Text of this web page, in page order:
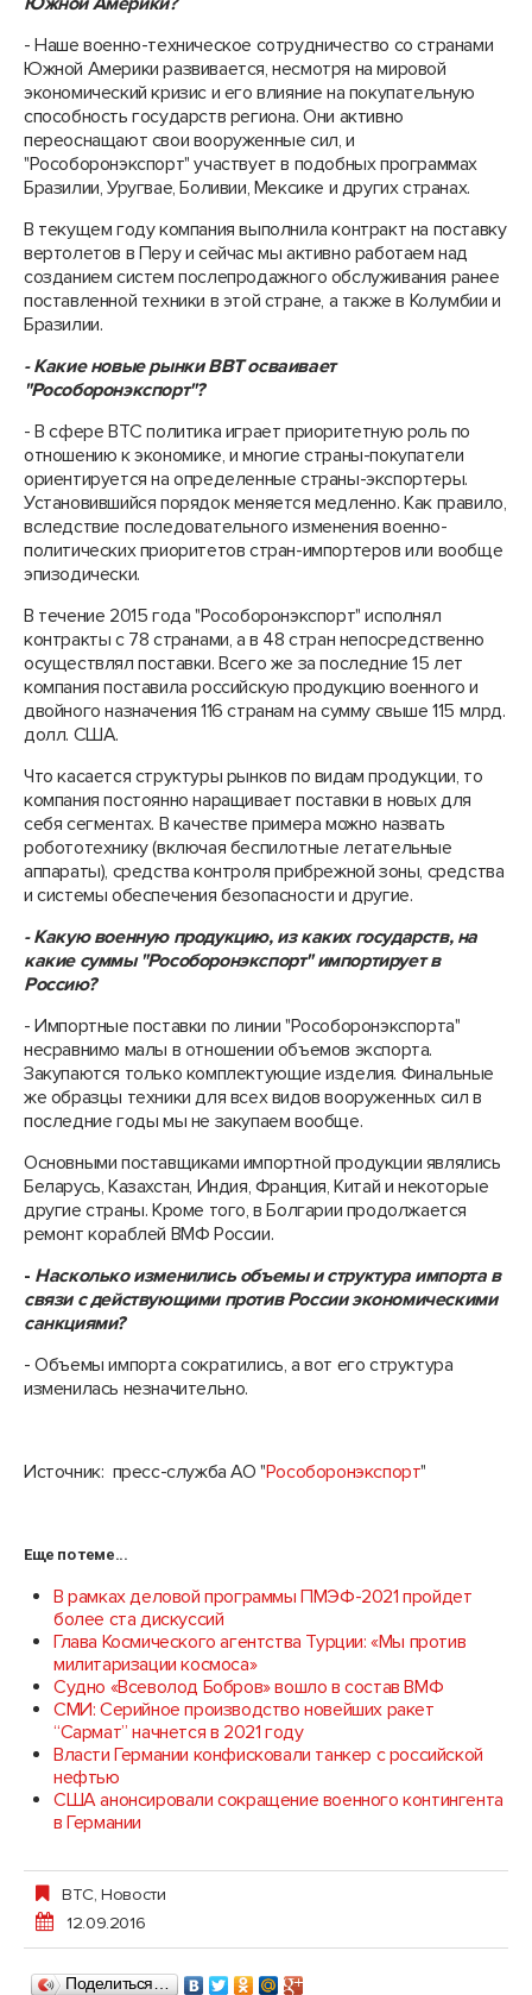
- Наше военно-техническое сотрудничество со странами
Южной Америки развивается, несмотря на мировой
экономический кризис и его влияние на покупательную
способность государств региона. Они активно
переоснащают свои вооруженные сил, и
"Рособоронэкспорт" участвует в подобных программах
Бразилии, Уругвае, Боливии, Мексике и других странах.
В текущем году компания выполнила контракт на поставку
вертолетов в Перу и сейчас мы активно работаем над
созданием систем послепродажного обслуживания ранее
поставленной техники в этой стране, а также в Колумбии и
Бразилии.
- Какие новые рынки ВВТ осваивает
"Рособоронэкспорт"?
- В сфере ВТС политика играет приоритетную роль по
отношению к экономике, и многие страны-покупатели
ориентируется на определенные страны-экспортеры.
Установившийся порядок меняется медленно. Как правило,
вследствие последовательного изменения военно-
политических приоритетов стран-импортеров или вообще
эпизодически.
В течение 2015 года "Рособоронэкспорт" исполнял
контракты с 78 странами, а в 48 стран непосредственно
осуществлял поставки. Всего же за последние 15 лет
компания поставила российскую продукцию военного и
двойного назначения 116 странам на сумму свыше 115 млрд.
долл. США.
Что касается структуры рынков по видам продукции, то
компания постоянно наращивает поставки в новых для
себя сегментах. В качестве примера можно назвать
робототехнику (включая беспилотные летательные
аппараты), средства контроля прибрежной зоны, средства
и системы обеспечения безопасности и другие.
- Какую военную продукцию, из каких государств, на
какие суммы "Рособоронэкспорт" импортирует в
Россию?
- Импортные поставки по линии "Рособоронэкспорта"
несравнимо малы в отношении объемов экспорта.
Закупаются только комплектующие изделия. Финальные
же образцы техники для всех видов вооруженных сил в
последние годы мы не закупаем вообще.
Основными поставщиками импортной продукции являлись
Беларусь, Казахстан, Индия, Франция, Китай и некоторые
другие страны. Кроме того, в Болгарии продолжается
ремонт кораблей ВМФ России.
- Насколько изменились объемы и структура импорта в
связи с действующими против России экономическими
санкциями?
- Объемы импорта сократились, а вот его структура
изменилась незначительно.
Источник: пресс-служба АО "Рособоронэкспорт"
Еще по теме...
В рамках деловой программы ПМЭФ-2021 пройдет
более ста дискуссий
Глава Космического агентства Турции: «Мы против
милитаризации космоса»
Судно «Всеволод Бобров» вошло в состав ВМФ
СМИ: Серийное производство новейших ракет
“Сармат” начнется в 2021 году
Власти Германии конфисковали танкер с российской
нефтью
США анонсировали сокращение военного контингента
в Германии
ВТС,Новости
12.09.2016
Поделиться…